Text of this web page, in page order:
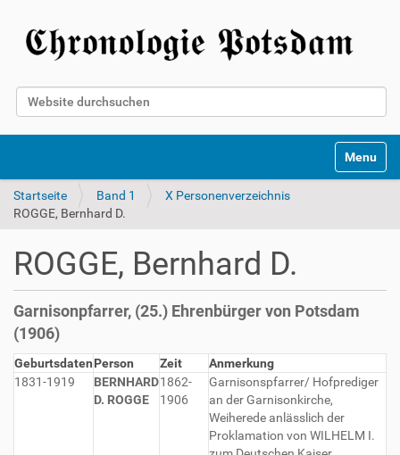
Website durchsuchen
Toggle
Startseite Band 1
X Personenverzeichnis
ROGGE, Bernhard D.
ROGGE, Bernhard D.
Garnisonpfarrer, (25.) Ehrenbürger von Potsdam
(1906)
GeburtsdatenPerson Zeit
Anmerkung
1831-1919
BERNHARD
D. ROGGE
1862-
1906
Garnisonspfarrer/ Hofprediger
an der Garnisonkirche,
Weiherede anlässlich der
Proklamation von WILHELM I.